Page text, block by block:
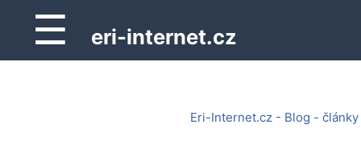
☰ eri-internet.cz
Eri-Internet.cz - Blog - články